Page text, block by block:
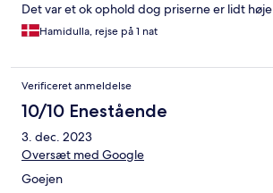
Det var et ok ophold dog priserne er lidt høje
Hamidulla, rejse på 1 nat
Verificeret anmeldelse
10/10 Enestående
3. dec. 2023
Oversæt med Google
Goejen